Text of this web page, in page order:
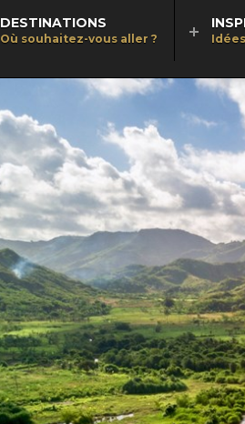
DESTINATIONS
Où souhaitez-vous aller ?